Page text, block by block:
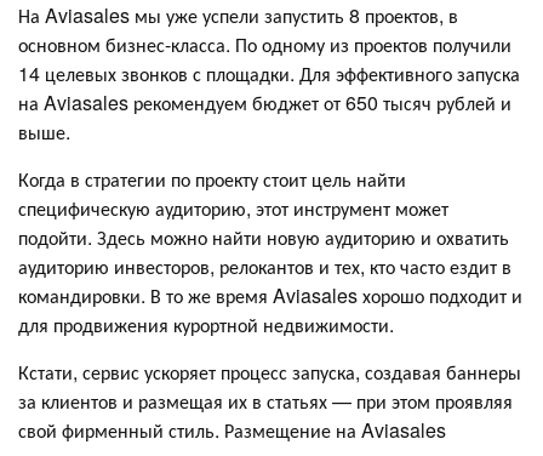
На Aviasales мы уже успели запустить 8 проектов, в
основном бизнес-класса. По одному из проектов получили
14 целевых звонков с площадки. Для эффективного запуска
на Aviasales рекомендуем бюджет от 650 тысяч рублей и
выше.
Когда в стратегии по проекту стоит цель найти
специфическую аудиторию, этот инструмент может
подойти. Здесь можно найти новую аудиторию и охватить
аудиторию инвесторов, релокантов и тех, кто часто ездит в
командировки. В то же время Aviasales хорошо подходит и
для продвижения курортной недвижимости.
Кстати, сервис ускоряет процесс запуска, создавая баннеры
за клиентов и размещая их в статьях — при этом проявляя
свой фирменный стиль. Размещение на Aviasales